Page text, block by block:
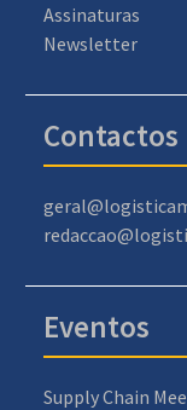
Assinaturas
Newsletter
Contactos
Eventos
Supply Chain